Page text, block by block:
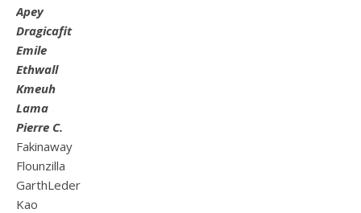
Apey
Dragicafit
Emile
Ethwall
Kmeuh
Lama
Pierre C.
Fakinaway
Flounzilla
GarthLeder
Kao